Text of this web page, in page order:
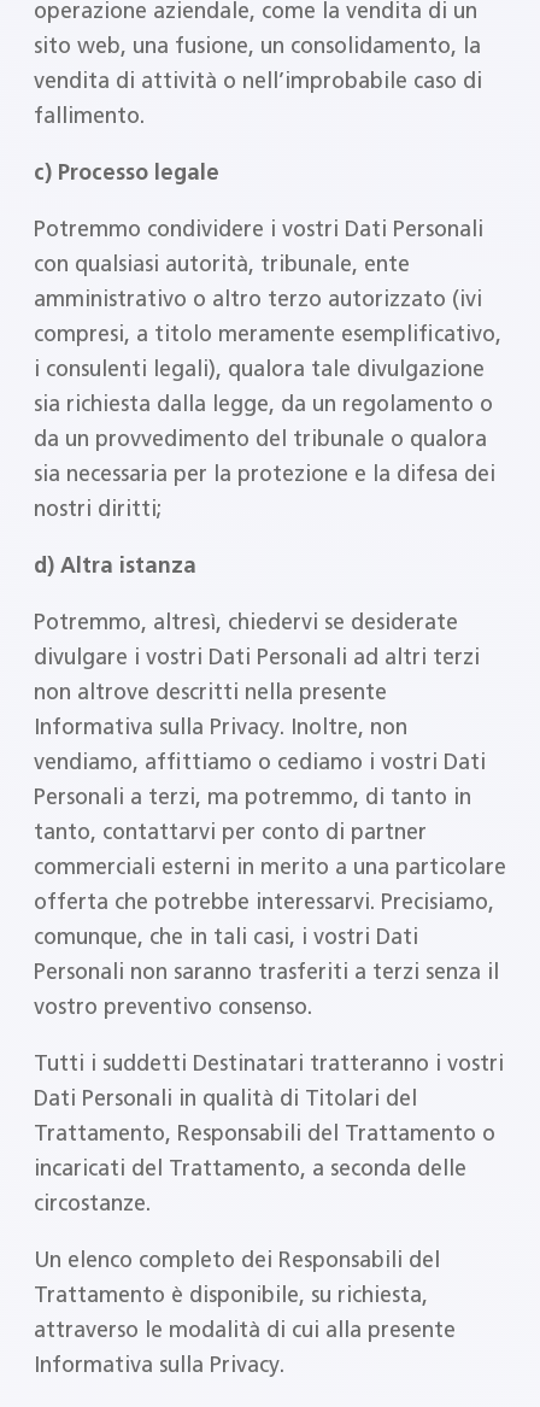
operazione aziendale, come la vendita di un
sito web, una fusione, un consolidamento, la
vendita di attività o nell’improbabile caso di
fallimento.
c) Processo legale
Potremmo condividere i vostri Dati Personali
con qualsiasi autorità, tribunale, ente
amministrativo o altro terzo autorizzato (ivi
compresi, a titolo meramente esemplificativo,
i consulenti legali), qualora tale divulgazione
sia richiesta dalla legge, da un regolamento o
da un provvedimento del tribunale o qualora
sia necessaria per la protezione e la difesa dei
nostri diritti;
d) Altra istanza
Potremmo, altresì, chiedervi se desiderate
divulgare i vostri Dati Personali ad altri terzi
non altrove descritti nella presente
Informativa sulla Privacy. Inoltre, non
vendiamo, affittiamo o cediamo i vostri Dati
Personali a terzi, ma potremmo, di tanto in
tanto, contattarvi per conto di partner
commerciali esterni in merito a una particolare
offerta che potrebbe interessarvi. Precisiamo,
comunque, che in tali casi, i vostri Dati
Personali non saranno trasferiti a terzi senza il
vostro preventivo consenso.
Tutti i suddetti Destinatari tratteranno i vostri
Dati Personali in qualità di Titolari del
Trattamento, Responsabili del Trattamento o
incaricati del Trattamento, a seconda delle
circostanze.
Un elenco completo dei Responsabili del
Trattamento è disponibile, su richiesta,
attraverso le modalità di cui alla presente
Informativa sulla Privacy.